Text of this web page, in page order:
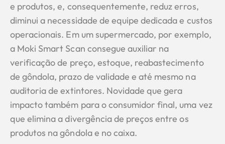
e produtos, e, consequentemente, reduz erros,
diminui a necessidade de equipe dedicada e custos
operacionais. Em um supermercado, por exemplo,
a Moki Smart Scan consegue auxiliar na
verificação de preço, estoque, reabastecimento
de gôndola, prazo de validade e até mesmo na
auditoria de extintores. Novidade que gera
impacto também para o consumidor final, uma vez
que elimina a divergência de preços entre os
produtos na gôndola e no caixa.